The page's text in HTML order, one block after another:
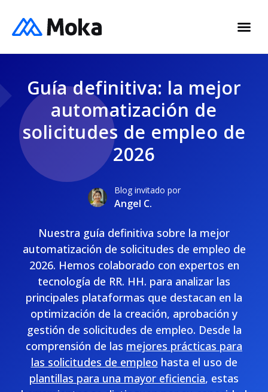
Guía definitiva: la mejor
automatización de
solicitudes de empleo de
2026
Blog invitado por
Angel C.
Nuestra guía definitiva sobre la mejor
automatización de solicitudes de empleo de
2026. Hemos colaborado con expertos en
tecnología de RR. HH. para analizar las
principales plataformas que destacan en la
optimización de la creación, aprobación y
gestión de solicitudes de empleo. Desde la
comprensión de las mejores prácticas para
las solicitudes de empleo hasta el uso de
plantillas para una mayor eficiencia, estas